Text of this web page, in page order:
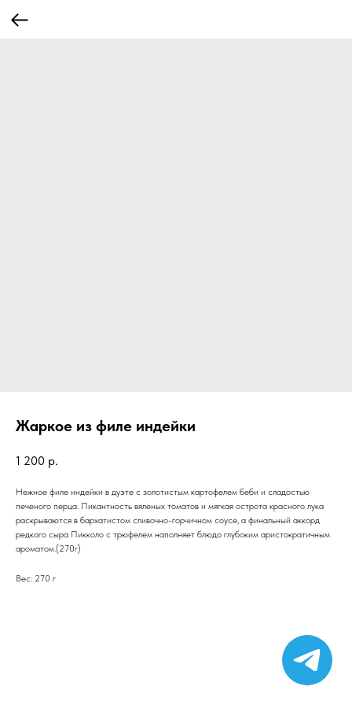
Жаркое из филе индейки
1 200 р.
Нежное филе индейки в дуэте с золотистым картофелем беби и сладостью
печеного перца. Пикантность вяленых томатов и мягкая острота красного лука
раскрываются в бархатистом сливочно-горчичном соусе, а финальный аккорд
редкого сыра Пикколо с трюфелем наполняет блюдо глубоким аристократичным
ароматом.(270г)
Вес: 270 г